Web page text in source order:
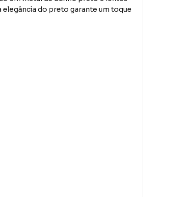
do preto garante um toque